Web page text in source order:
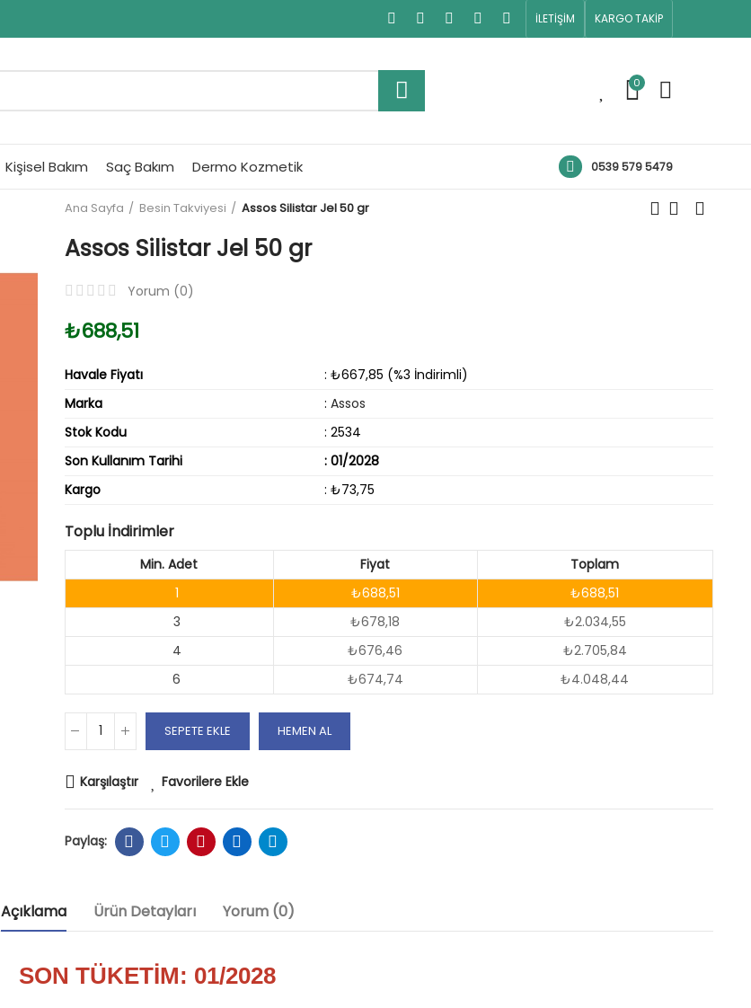
İLETİŞİM KARGO TAKİP
0
Kişisel Bakım Saç Bakım Dermo Kozmetik 0539 579 5479
Ana Sayfa Besin Takviyesi Assos Silistar Jel 50 gr
Assos Silistar Jel 50 gr
Yorum (0)
₺688,51
Havale Fiyatı
: ₺667,85 (%3 İndirimli)
Marka
: Assos
Stok Kodu
: 2534
Son Kullanım Tarihi
: 01/2028
Kargo
: ₺73,75
Toplu İndirimler
Min. Adet Fiyat
Toplam
1
₺688,51
₺688,51
3
₺678,18
₺2.034,55
4
₺676,46
₺2.705,84
6
₺674,74 ₺4.048,44
SEPETE EKLE HEMEN AL
Karşılaştır Favorilere Ekle
Açıklama Ürün Detayları Yorum (0)
SON TÜKETİM: 01/2028